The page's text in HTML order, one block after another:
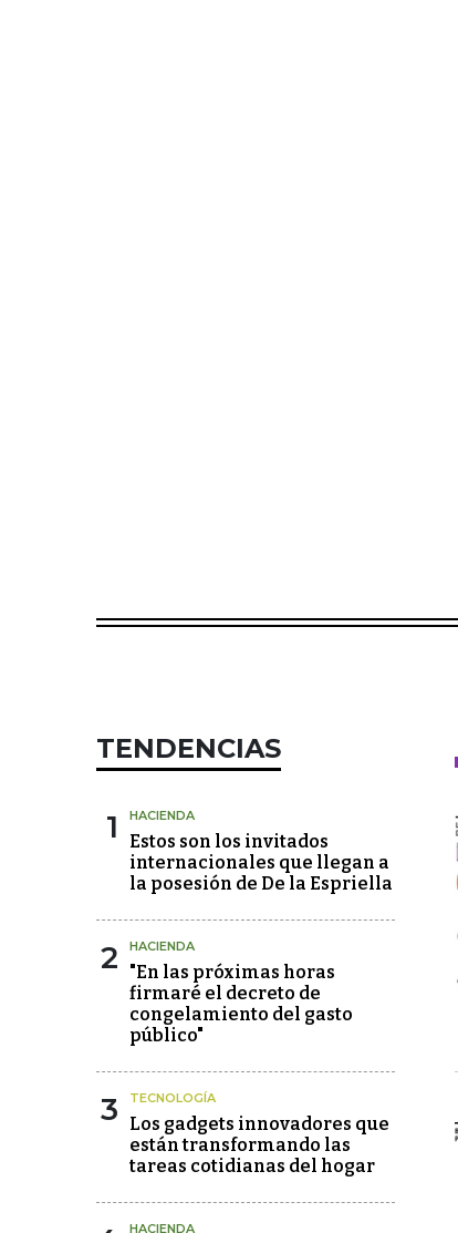
TENDENCIAS
1 HACIENDA
Estos son los invitados
internacionales que llegan a
la posesión de De la Espriella
2 HACIENDA
"En las próximas horas
firmaré el decreto de
congelamiento del gasto
público"
3 TECNOLOGÍA
Los gadgets innovadores que
están transformando las
tareas cotidianas del hogar
HACIENDA